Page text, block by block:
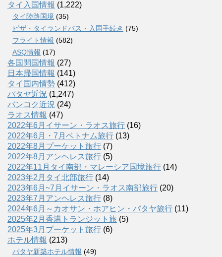
タイ入国情報 (1,222)
タイ陸路国境 (35)
ビザ・タイランドパス・入国手続き (75)
フライト情報 (582)
ASQ情報 (17)
各国開国情報 (27)
日本帰国情報 (141)
タイ国内情勢 (412)
パタヤ近況 (1,247)
バンコク近況 (24)
ラオス情報 (47)
2022年6月イサーン・ラオス旅行 (16)
2022年6月・7月ベトナム旅行 (13)
2022年8月プーケット旅行 (7)
2022年8月アンヘレス旅行 (5)
2022年11月タイ南部・マレーシア国境旅行 (14)
2023年2月タイ北部旅行 (14)
2023年6月~7月イサーン・ラオス南部旅行 (20)
2023年7月アンヘレス旅行 (8)
2024年6月～カオサン・ホアヒン・パタヤ旅行 (11)
2025年2月香港トランジット旅 (5)
2025年3月プーケット旅行 (6)
ホテル情報 (213)
パタヤ新築ホテル情報 (49)